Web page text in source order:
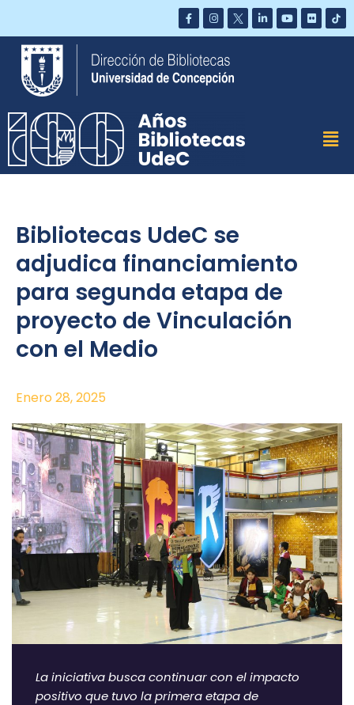
Saltar
contenido
Bibliotecas UdeC se
adjudica financiamiento
para segunda etapa de
proyecto de Vinculación
con el Medio
Enero 28, 2025
La iniciativa busca continuar con el impacto
positivo que tuvo la primera etapa de